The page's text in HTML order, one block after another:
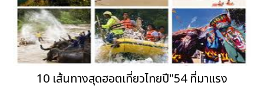
10 เส้นทางสุดฮอตเที่ยวไทยปี"54 ที่มาแรง